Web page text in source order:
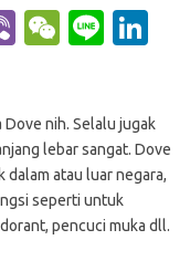
Vi
W
h
at
Li
e
dI
Dove nih. Selalu jugak
lebar sangat. Dove
dalam atau luar negara,
seperti untuk
pencuci muka dll.